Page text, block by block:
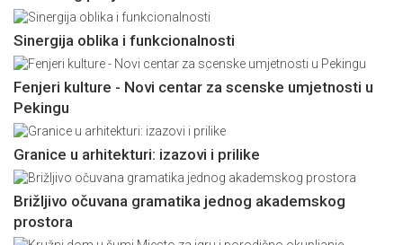
Sinergija oblika i funkcionalnosti
Fenjeri kulture - Novi centar za scenske umjetnosti u
Pekingu
Granice u arhitekturi: izazovi i prilike
Brižljivo očuvana gramatika jednog akademskog
prostora